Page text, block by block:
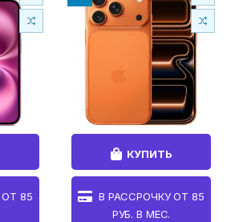
ОТ85
КУПИТЬ
В РАССРОЧКУ ОТ85
РУБ. В МЕС.